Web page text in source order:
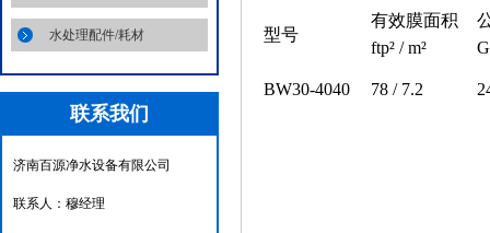
水处理配件/耗材
联系我们
济南百源净水设备有限公司
联系人：穆经理
型号
有效膜面积
ftp² / m²
BW30-4040 78 / 7.2